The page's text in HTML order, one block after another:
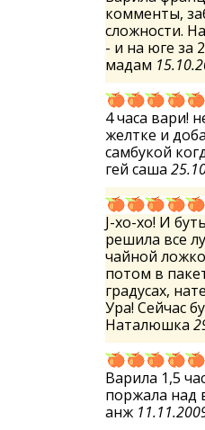
комменты,
сложности.
- и на юге за
мадам
4 часа вари!
желтке и
самбукой
гей саша
J-хо-хо! И
решила все
чайной
потом в
градусах,
Ура! Сейчас
Наталюшка
Варила 1,5
поржала над
анж